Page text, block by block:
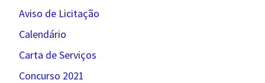
Aviso de Licitação
Calendário
Carta de Serviços
Concurso 2021